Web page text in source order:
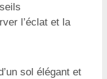
l’éclat et la
sol élégant et